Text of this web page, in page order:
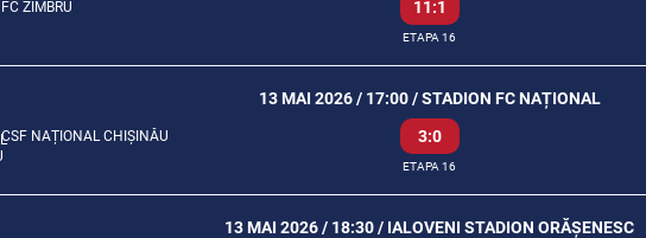
FC ZIMBRU 11:1
ETAPA 16
13 MAI 2026 / 17:00 / STADION FC NAȚIONAL
CSF NAȚIONAL CHIȘINĂU 3:0
ETAPA 16
13 MAI 2026 / 18:30 / IALOVENI STADION ORĂȘENESC